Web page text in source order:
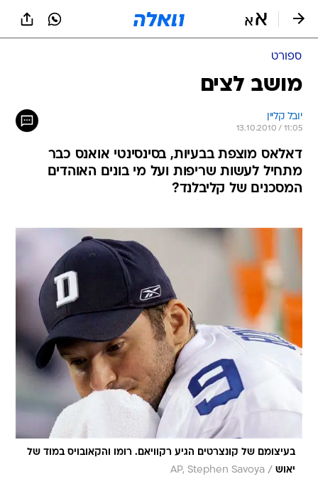
ספורט
מושב לצים
יובל קליין
13.10.2010 / 11:05
דאלאס מוצפת בבעיות, בסינסינטי אואנס כבר
מתחיל לעשות שריפות ועל מי בונים האוהדים
המסכנים של קליבלנד?
בעיצומם של קונצרטים הגיע רקוויאם. רומו והקאובויס במוד של
יאוש /
AP, Stephen Savoya